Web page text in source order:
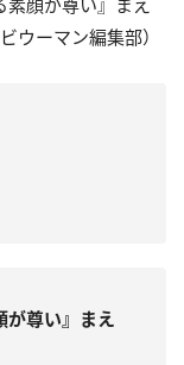
素顔が尊い』まえ
ウーマン編集部）
が尊い』まえ